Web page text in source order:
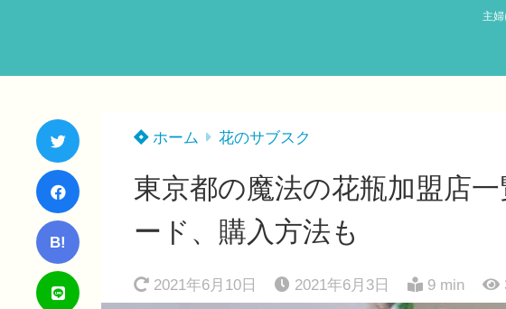
主
B!
ホーム 花のサブスク
東京都の魔法の花瓶加盟店
ード、購入方法も
2021年6月10日 2021年6月3日 9 min